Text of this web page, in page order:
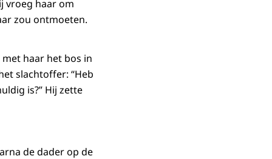
vroeg haar om
zou ontmoeten.
haar het bos in
slachtoffer: “Heb
is?” Hij zette
de dader op de